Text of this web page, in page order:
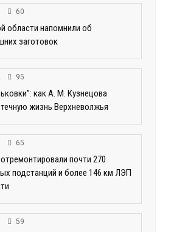
60
области напомнили об
заготовок
95
как А. М. Кузнецова
жизнь Верхневолжья
65
почти 270
подстанций и более 146 км ЛЭП
59